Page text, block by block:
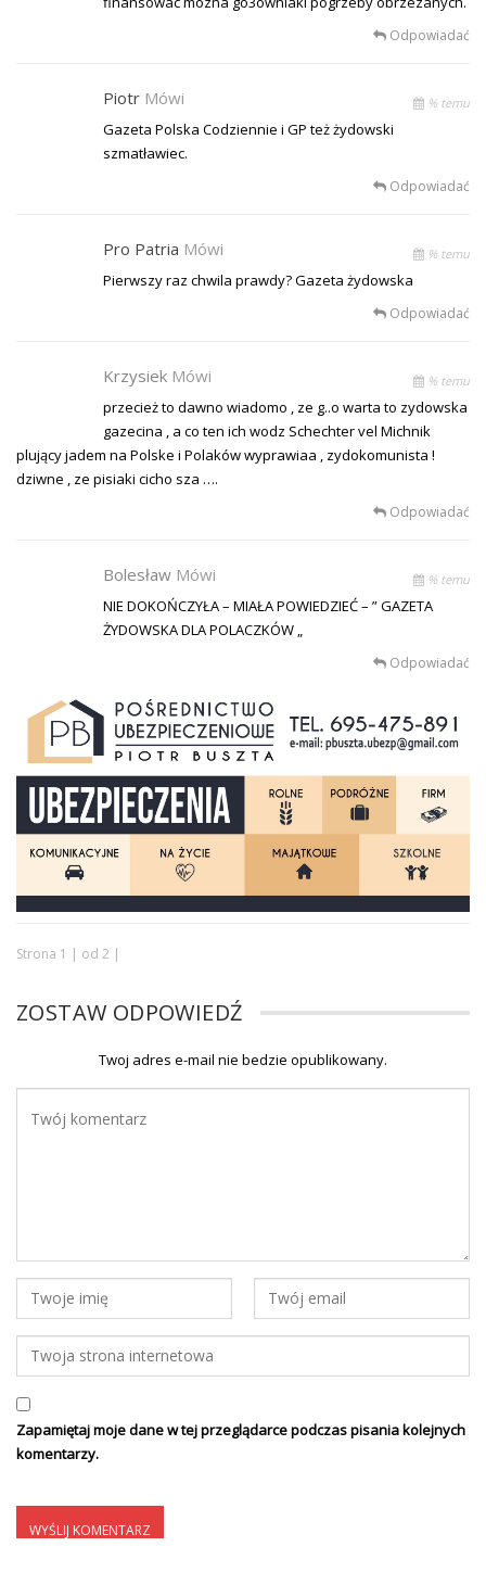
Odpowiadać
Piotr Mówi % temu
Gazeta Polska Codziennie i GP też żydowski
szmatławiec.
Odpowiadać
Pro Patria Mówi % temu
Pierwszy raz chwila prawdy? Gazeta żydowska
Odpowiadać
Krzysiek Mówi % temu
przecież to dawno wiadomo , ze g..o warta to zydowska
gazecina , a co ten ich wodz Schechter vel Michnik
plujący jadem na Polske i Polaków wyprawiaa , zydokomunista !
dziwne , ze pisiaki cicho sza ….
Odpowiadać
Bolesław Mówi % temu
NIE DOKOŃCZYŁA – MIAŁA POWIEDZIEĆ – ” GAZETA
ŻYDOWSKA DLA POLACZKÓW „
Odpowiadać
Strona 1 | od 2 |
ZOSTAW ODPOWIEDŹ
Twoj adres e-mail nie bedzie opublikowany.
Zapamiętaj moje dane w tej przeglądarce podczas pisania kolejnych
komentarzy.